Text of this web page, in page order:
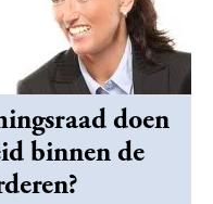
doen
binnen de